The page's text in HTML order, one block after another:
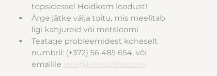
topsidesse! Hoidkem loodust!
Ärge jätke välja toitu, mis meelitab
ligi kahjureid või metsloomi
Teatage probleemidest koheselt
numbril: (+372) 56 485 654, või
emailile